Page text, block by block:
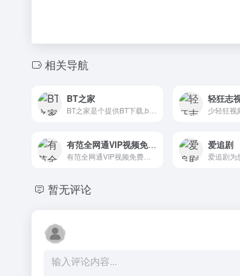
相关导航
BT之家 轻狂志
有范全网通VIP视频免费看 爱追剧
暂无评论